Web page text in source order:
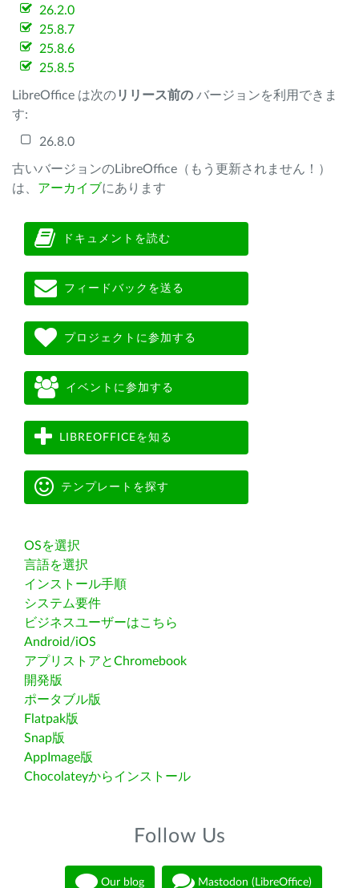
26.2.0
25.8.7
25.8.6
25.8.5
LibreOffice は次のリリース前の バージョンを利用できま
す:
26.8.0
古いバージョンのLibreOffice（もう更新されません！）
は、 アーカイブにあります
ドキュメントを読む
フィードバックを送る
プロジェクトに参加する
イベントに参加する
LIBREOFFICEを知る
テンプレートを探す
OSを選択
言語を選択
インストール手順
システム要件
ビジネスユーザーはこちら
Android/iOS
アプリストアとChromebook
開発版
ポータブル版
Flatpak版
Snap版
AppImage版
Chocolateyからインストール
Follow Us
Our blog Mastodon (LibreOffice)